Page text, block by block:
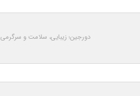
دورجین؛ زیبایی، سلامت و سرگرمی